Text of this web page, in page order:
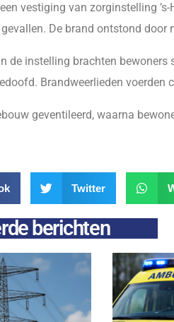
vestiging van zorginstelling
De brand ontstond
de instelling brachten
Brandweerlieden voerden
geventileerd, waarna
Twitter
berichten